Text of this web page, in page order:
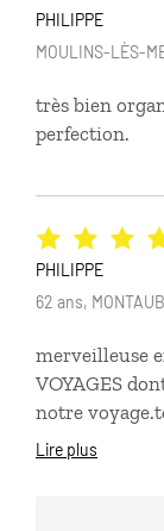
très bien
perfection.
PHILIPPE
MOULINS-LÈS-
merveilleuse
VOYAGES
notre
variées),
Lire plus
PHILIPPE
62 ans,